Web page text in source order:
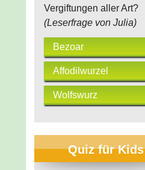
Vergiftungen aller Art?
(Leserfrage von Julia)
Bezoar
Affodilwurzel
Wolfswurz
Quiz für Kids